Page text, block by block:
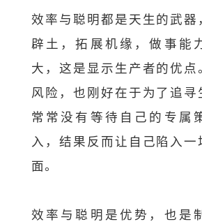
效率与聪明都是天生的武器
辟土，拓展机缘，做事能
大，这是显示生产者的优点
风险，也刚好在于为了追寻
常常没有等待自己的专属
入，结果反而让自己陷入一
面。
效率与聪明是优势，也是